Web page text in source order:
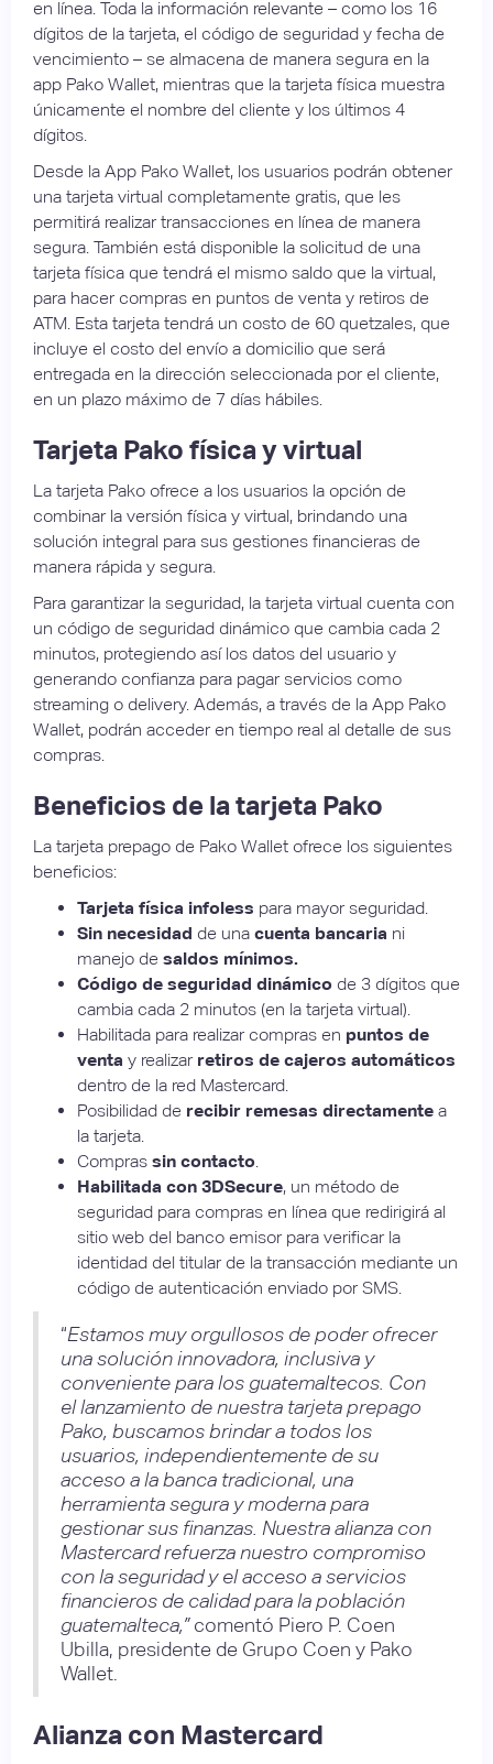
en línea. Toda la información relevante – como los 16
dígitos de la tarjeta, el código de seguridad y fecha de
vencimiento – se almacena de manera segura en la
app Pako Wallet, mientras que la tarjeta física muestra
únicamente el nombre del cliente y los últimos 4
dígitos.
Desde la App Pako Wallet, los usuarios podrán obtener
una tarjeta virtual completamente gratis, que les
permitirá realizar transacciones en línea de manera
segura. También está disponible la solicitud de una
tarjeta física que tendrá el mismo saldo que la virtual,
para hacer compras en puntos de venta y retiros de
ATM. Esta tarjeta tendrá un costo de 60 quetzales, que
incluye el costo del envío a domicilio que será
entregada en la dirección seleccionada por el cliente,
en un plazo máximo de 7 días hábiles.
Tarjeta Pako física y virtual
La tarjeta Pako ofrece a los usuarios la opción de
combinar la versión física y virtual, brindando una
solución integral para sus gestiones financieras de
manera rápida y segura.
Para garantizar la seguridad, la tarjeta virtual cuenta con
un código de seguridad dinámico que cambia cada 2
minutos, protegiendo así los datos del usuario y
generando confianza para pagar servicios como
streaming o delivery. Además, a través de la App Pako
Wallet, podrán acceder en tiempo real al detalle de sus
compras.
Beneficios de la tarjeta Pako
La tarjeta prepago de Pako Wallet ofrece los siguientes
beneficios:
Tarjeta física infoless para mayor seguridad.
Sin necesidad de una cuenta bancaria ni
manejo de saldos mínimos.
Código de seguridad dinámico de 3 dígitos que
cambia cada 2 minutos (en la tarjeta virtual).
Habilitada para realizar compras en puntos de
venta y realizar retiros de cajeros automáticos
dentro de la red Mastercard.
Posibilidad de recibir remesas directamente a
la tarjeta.
Compras sin contacto
Habilitada con 3DSecure, un método de
seguridad para compras en línea que redirigirá al
sitio web del banco emisor para verificar la
identidad del titular de la transacción mediante un
código de autenticación enviado por SMS.
“Estamos muy orgullosos de poder ofrecer
una solución innovadora, inclusiva y
conveniente para los guatemaltecos. Con
el lanzamiento de nuestra tarjeta prepago
Pako, buscamos brindar a todos los
usuarios, independientemente de su
acceso a la banca tradicional, una
herramienta segura y moderna para
gestionar sus finanzas. Nuestra alianza con
Mastercard refuerza nuestro compromiso
con la seguridad y el acceso a servicios
financieros de calidad para la población
guatemalteca,”comentó Piero P. Coen
Ubilla, presidente de Grupo Coen y Pako
Wallet.
Alianza con Mastercard